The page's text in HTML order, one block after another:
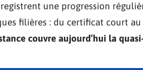
une progression
filières : du certificat court
couvre aujourd’hui la